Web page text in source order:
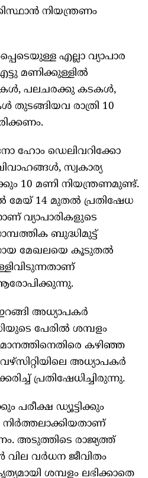
നിയന്ത്രണം
എല്ലാ വ്യാപാര
മണിക്കുള്ളിൽ
പലചരക്കു കടകൾ,
തുടങ്ങിയവ രാത്രി 10
ഹോം ഡെലിവറിക്കോ
സ്വകാര്യ
10 മണി നിയന്ത്രണമുണ്ട്.
മേയ് 14 മുതൽ പ്രതിഷേധ
വ്യാപാരികളുടെ
ബുദ്ധിമുട്ട്
മേഖലയെ കൂടുതൽ
അധ്യാപകർ
പേരിൽ ശമ്പളം
കഴിഞ്ഞ
അധ്യാപകർ
പ്രതിഷേധിച്ചിരുന്നു.
ഡ്യൂട്ടിക്കും
അടുത്തിടെ രാജ്യത്ത്
വില വർധന ജീവിതം
ശമ്പളം ലഭിക്കാതെ